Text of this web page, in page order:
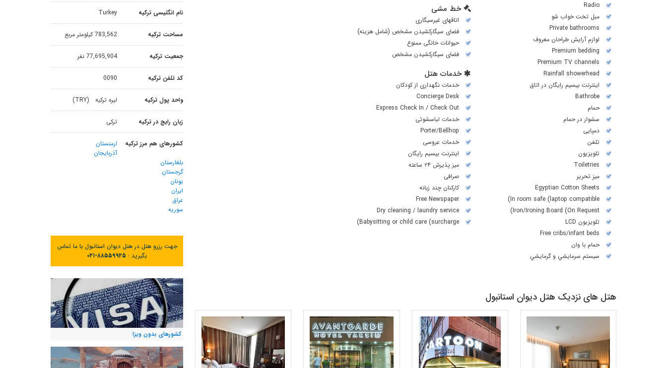
Radio
مبل تخت خواب شو
Private bathrooms
لوازم آرایش طراحان معروف
Premium bedding
Premium TV channels
Rainfall showerhead
اینترنت بیسیم رایگان در اتاق
Bathrobe
حمام
سشوار در حمام
دمپایی
تلفن
تلويزيون
Toiletries
میز تحریر
Egyptian Cotton Sheets
In room safe (laptop compatible)
Iron/Ironing Board (On Request)
تلويزيون LCD
Free cribs/infant beds
حمام با وان
سيستم سرمايشي و گرمايشي
خط مشی
اتاقهای غیرسیگاری
فضای سیگارکشیدن مشخص (شامل هزینه)
حیوانات خانگی ممنوع
فضای سیگارکشیدن مشخص
خدمات هتل
خدمات نگهداری از کودکان
Concierge Desk
Express Check In / Check Out
خدمات لباسشوئی
Porter/Bellhop
خدمات عروسی
اینترنت بیسیم رایگان
میز پذیرش ۲۴ ساعته
صرافی
کارکنان چند زبانه
Free Newspaper
Dry cleaning / laundry service
Babysitting or child care (surcharge)
هتل های نزدیک هتل دیوان استانبول
نام انگلیسی ترکیه Turkey
مساحت ترکیه 783,562 کیلومتر مربع
جمعیت ترکیه 77,695,904 نفر
کد تلفن ترکیه 0090
واحد پول ترکیه لیره ترکیه (TRY)
زبان رایج در ترکیه ترکی
کشورهای هم مرز ترکیه
ارمنستان
آذربایجان
بلغارستان
گرجستان
یونان
ایران
عراق
سوریه
جهت رزرو هتل در هتل دیوان استانبول با ما تماس
بگیرید : ۰۲۱-۸۸۵۵۹۹۲۵
کشورهای بدون ویزا